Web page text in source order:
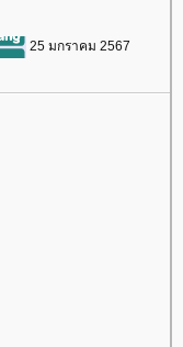
25 มกราคม 2567